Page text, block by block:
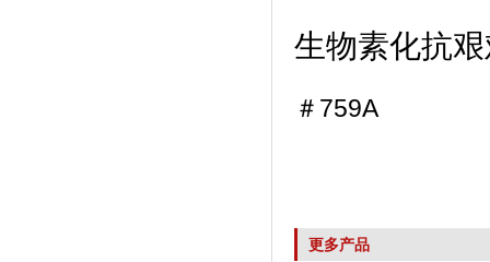
生物素化抗
＃759A
更多产品